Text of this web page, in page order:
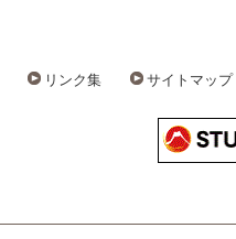
リンク集 サイトマップ